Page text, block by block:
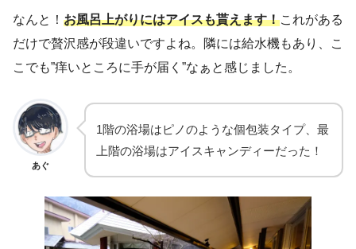
なんと！ お風呂上がりにはアイスも貰えます！これがある
だけで贅沢感が段違いですよね。隣には給水機もあり、こ
こでも”痒いところに手が届く”なぁと感じました。
あぐ
1階の浴場はピノのような個包装タイプ、最
上階の浴場はアイスキャンディーだった！